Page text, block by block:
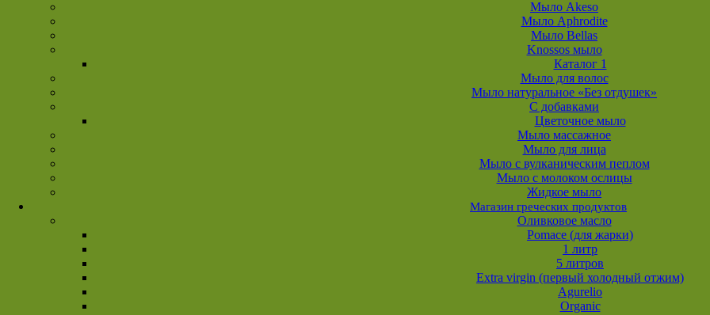
Мыло Akeso
Мыло Aphrodite
Мыло Bellas
Knossos мыло
Каталог 1
Мыло для волос
Мыло натуральное «Без отдушек»
С добавками
Цветочное мыло
Мыло массажное
Мыло для лица
Мыло с вулканическим пеплом
Мыло с молоком ослицы
Жидкое мыло
Магазин греческих продуктов
Оливковое масло
Pomace (для жарки)
1 литр
5 литров
Extra virgin (первый холодный отжим)
Agurelio
Organic